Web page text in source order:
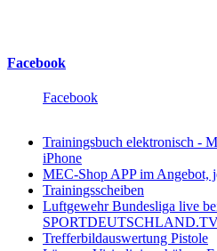
Facebook
Facebook
Trainingsbuch elektronisch -
iPhone
MEC-Shop APP im Angebot,
Trainingsscheiben
Luftgewehr Bundesliga live
Trefferbildauswertung Pistole